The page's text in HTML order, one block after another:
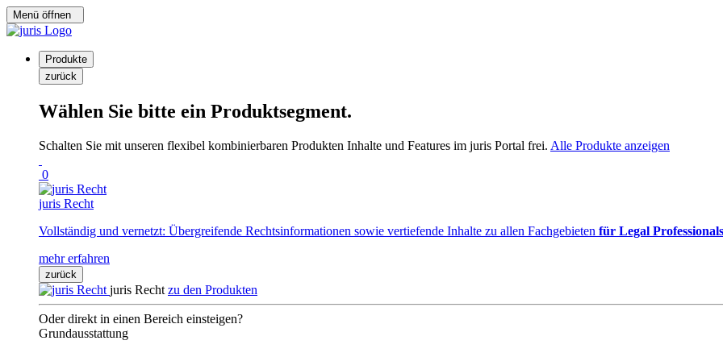
Menü öffnen
Produkte
zurück
Wählen Sie bitte ein Produktsegment.
Schalten Sie mit unseren flexibel kombinierbaren Produkten Inhalte und Features im juris Portal frei. Alle Produkte anzeigen
0
juris Recht
Vollständig und vernetzt: Übergreifende Rechtsinformationen sowie vertiefende Inhalte zu allen Fachgebieten für Legal Professionals
mehr erfahren
zurück
juris Recht zu den Produkten
Oder direkt in einen Bereich einsteigen?
Grundausstattung